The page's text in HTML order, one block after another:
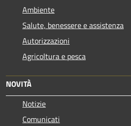
Ambiente
Salute, benessere e assistenza
Autorizzazioni
Agricoltura e pesca
NOVITÀ
Notizie
Comunicati